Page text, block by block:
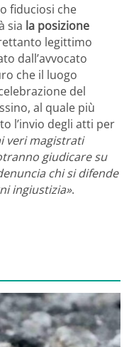
fiduciosi che
sia la posizione
legittimo
dall’avvocato
che il luogo
del
al quale più
l’invio degli atti per
veri magistrati
giudicare su
chi si difende
ingiustizia».